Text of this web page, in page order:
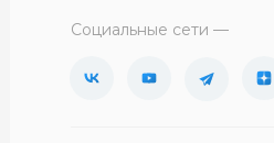
Социальные сети —